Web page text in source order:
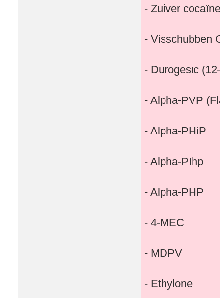
- Zuiver
- Visschubben
- Durogesic
- Alpha-PVP
- Alpha-PHiP
- Alpha-PIhp
- Alpha-PHP
- 4-MEC
- MDPV
- Ethylone